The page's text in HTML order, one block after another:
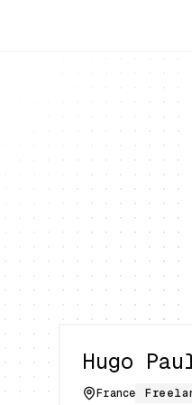
Hugo
France